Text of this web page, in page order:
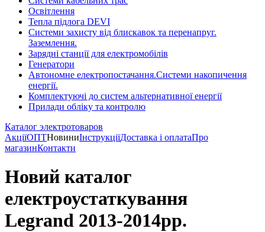
Освітлення
Тепла підлога DEVI
Системи захисту від блискавок та перенапруг.
Заземлення.
Зарядні станції для електромобілів
Генератори
Автономне електропостачання.Системи накопичення
енергії.
Комплектуючі до систем альтернативної енергії
Прилади обліку та контролю
Каталог электротоваров
АкціїОПТНовиниІнструкціїДоставка і оплатаПро
магазинКонтакти
Новий каталог
електроустаткування
Legrand 2013-2014рр.